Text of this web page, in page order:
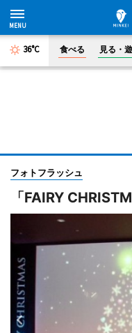
36°C 食べる 見る・
フォトフラッシュ
「FAIRY